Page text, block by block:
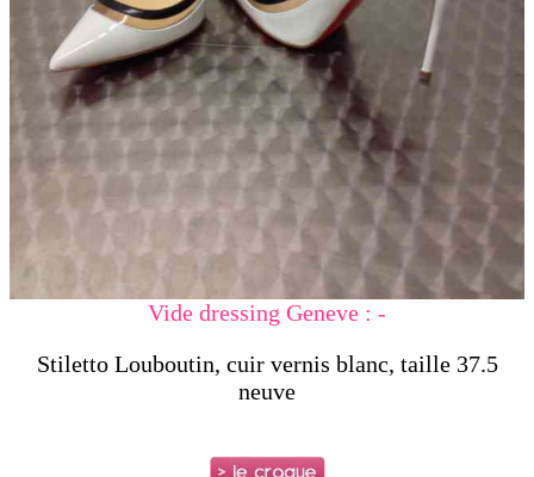
Vide dressing Geneve : -
Stiletto Louboutin, cuir vernis blanc, taille 37.5
neuve